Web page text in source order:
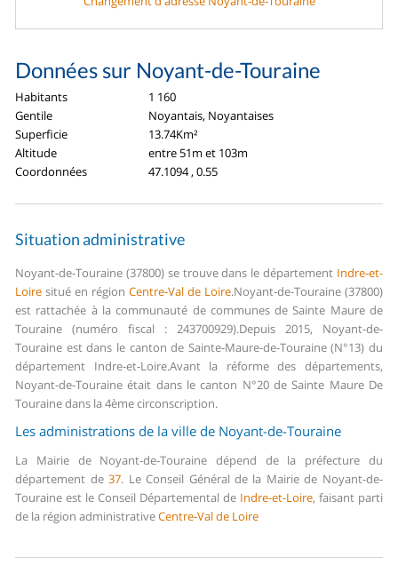
Données sur Noyant-de-Touraine
Habitants
1 160
Gentile
Noyantais, Noyantaises
Superficie
13.74Km²
Altitude
entre 51m et 103m
Coordonnées
47.1094 , 0.55
Situation administrative
Noyant-de-Touraine (37800) se trouve dans le département Indre-et-
Loire situé en région Centre-Val de Loire.Noyant-de-Touraine (37800)
est rattachée à la communauté de communes de Sainte Maure de
Touraine (numéro fiscal : 243700929).Depuis 2015, Noyant-de-
Touraine est dans le canton de Sainte-Maure-de-Touraine (N°13) du
département Indre-et-Loire.Avant la réforme des départements,
Noyant-de-Touraine était dans le canton N°20 de Sainte Maure De
Touraine dans la 4ème circonscription.
Les administrations de la ville de Noyant-de-Touraine
La Mairie de Noyant-de-Touraine dépend de la préfecture du
département de37. Le Conseil Général de la Mairie de Noyant-de-
Touraine est le Conseil Départemental de Indre-et-Loire, faisant parti
de la région administrativeCentre-Val de Loire